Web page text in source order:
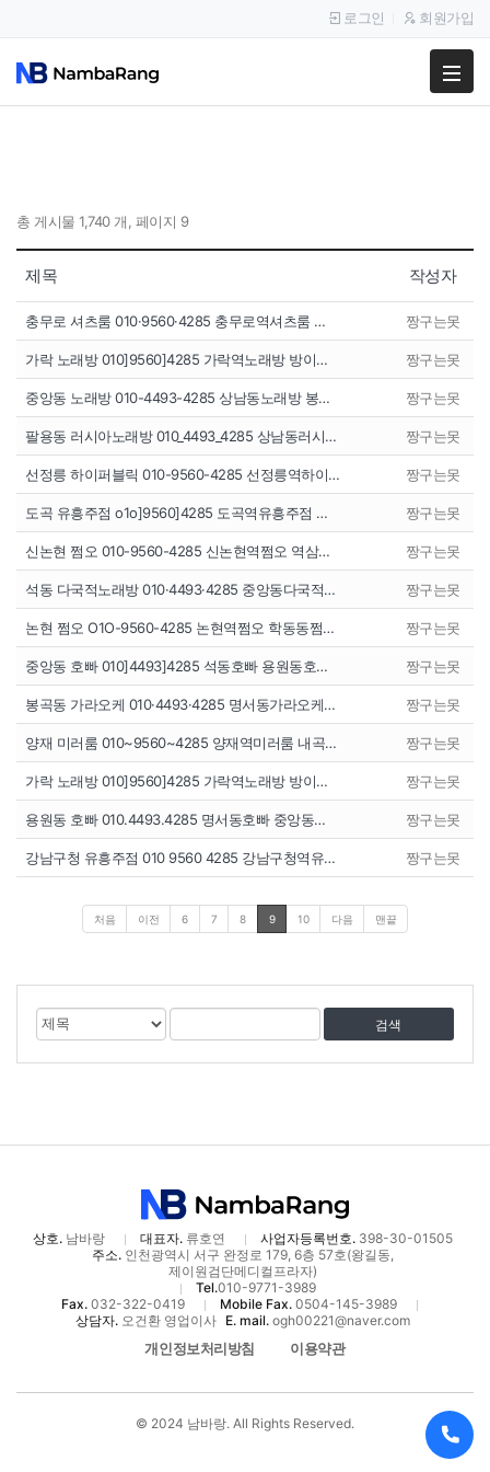
팔고
이용후기
로그인 회원가입
총 게시물 1,740 개, 페이지 9
제목 작성자
충무로 셔츠룸 010·9560·4285 충무로역셔츠룸 … 짱구는못
가락 노래방 010]9560]4285 가락역노래방 방이… 짱구는못
중앙동 노래방 010-4493-4285 상남동노래방 봉… 짱구는못
팔용동 러시아노래방 010_4493_4285 상남동러시… 짱구는못
선정릉 하이퍼블릭 010-9560-4285 선정릉역하이… 짱구는못
도곡 유흥주점 o1o]9560]4285 도곡역유흥주점 … 짱구는못
신논현 쩜오 010-9560-4285 신논현역쩜오 역삼… 짱구는못
석동 다국적노래방 010·4493·4285 중앙동다국적… 짱구는못
논현 쩜오 O1O-9560-4285 논현역쩜오 학동동쩜… 짱구는못
중앙동 호빠 010]4493]4285 석동호빠 용원동호… 짱구는못
봉곡동 가라오케 010·4493·4285 명서동가라오케… 짱구는못
양재 미러룸 010~9560~4285 양재역미러룸 내곡… 짱구는못
가락 노래방 010]9560]4285 가락역노래방 방이… 짱구는못
용원동 호빠 010.4493.4285 명서동호빠 중앙동… 짱구는못
강남구청 유흥주점 010 9560 4285 강남구청역유… 짱구는못
처음 이전 6 7 8 9 10 다음 맨끝
게
물
검
색
대
검
어
상호.남바랑 대표자.류호연 사업자등록번호.398-30-01505
주소.인천광역시 서구 완정로 179, 6층 57호(왕길동,
제이원검단메디컬프라자)
Tel.010-9771-3989
Fax. 032-322-0419 Mobile Fax. 0504-145-3989
상담자.오건환 영업이사 E. mail.ogh00221@naver.com
개인정보처리방침 이용약관
© 2024 남바랑. All Rights Reserved.